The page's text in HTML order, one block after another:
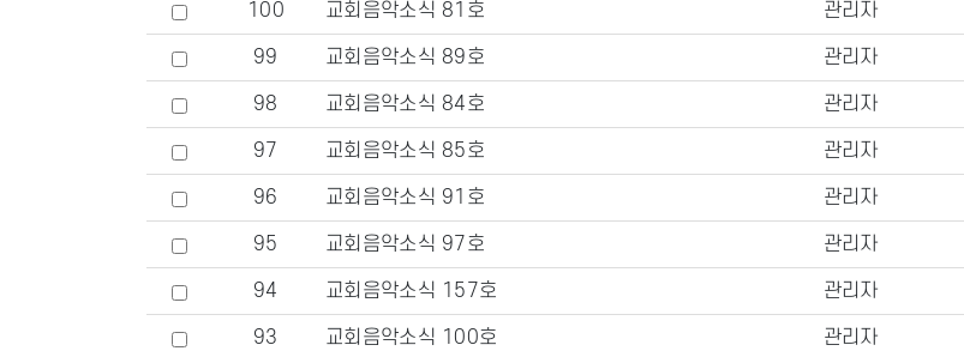
100 교회음악소식 81호 관리자
99 교회음악소식 89호 관리자
98 교회음악소식 84호 관리자
97 교회음악소식 85호 관리자
96 교회음악소식 91호 관리자
95 교회음악소식 97호 관리자
94 교회음악소식 157호 관리자
93 교회음악소식 100호 관리자